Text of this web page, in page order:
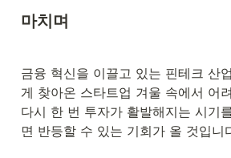
마치며
금융 혁신을 이끌고 있는 핀테크 산
게 찾아온 스타트업 겨울 속에서 어
다시 한 번 투자가 활발해지는 시기
면 반등할 수 있는 기회가 올 것입니